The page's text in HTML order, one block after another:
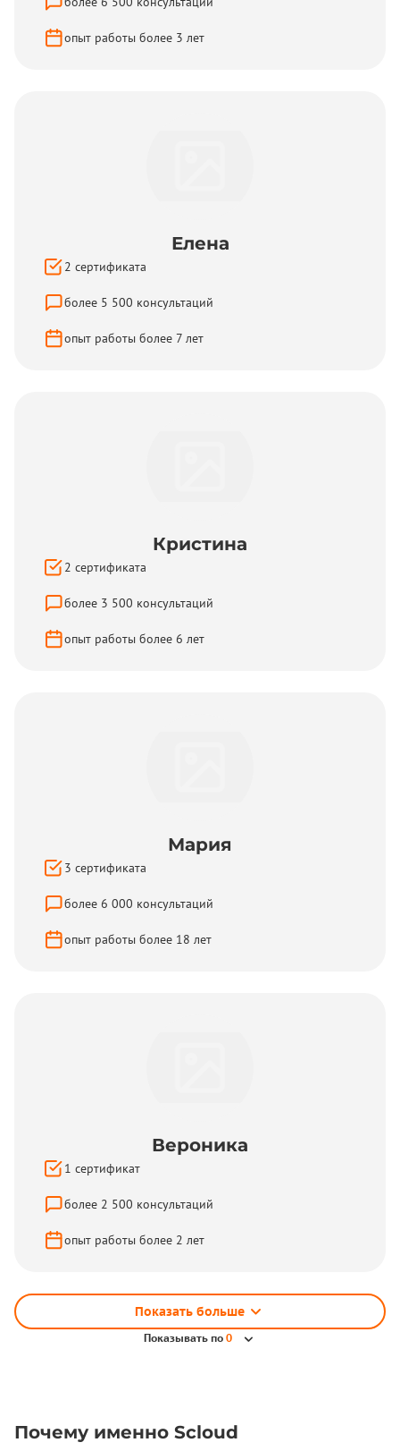
опыт работы более 3 лет
Елена
2 сертификата
более 5 500 консультаций
опыт работы более 7 лет
Кристина
2 сертификата
более 3 500 консультаций
опыт работы более 6 лет
Мария
3 сертификата
более 6 000 консультаций
опыт работы более 18 лет
Вероника
1 сертификат
более 2 500 консультаций
опыт работы более 2 лет
Показать больше
Показывать по 0
Почему именно Scloud